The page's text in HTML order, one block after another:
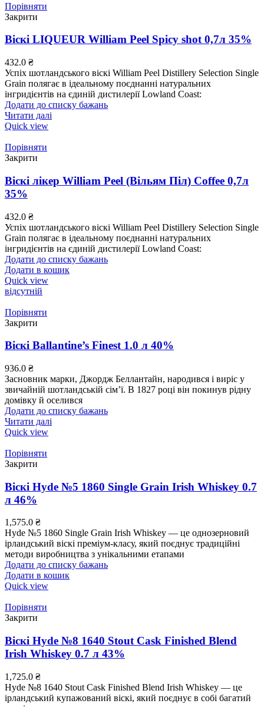
Порівняти
Закрити
Віскі LIQUEUR William Peel Spicy shot 0,7л 35%
432.0 ₴
Успіх шотландського віскі William Peel Distillery Selection Single
Grain полягає в ідеальному поєднанні натуральних
інгридієнтів на єдиній дистилерії Lowland Coast:
Додати до списку бажань
Читати далі
Quick view
Порівняти
Закрити
Віскі лікер William Peel (Вільям Піл) Coffee 0,7л
35%
432.0 ₴
Успіх шотландського віскі William Peel Distillery Selection Single
Grain полягає в ідеальному поєднанні натуральних
інгридієнтів на єдиній дистилерії Lowland Coast:
Додати до списку бажань
Додати в кошик
Quick view
відсутній
Порівняти
Закрити
Віскі Ballantine’s Finest 1.0 л 40%
936.0 ₴
Засновник марки, Джордж Беллантайн, народився і виріс у
звичайній шотландській сім’ї. В 1827 році він покинув рідну
домівку й оселився
Додати до списку бажань
Читати далі
Quick view
Порівняти
Закрити
Віскі Hyde №5 1860 Single Grain Irish Whiskey 0.7
л 46%
1,575.0 ₴
Hyde №5 1860 Single Grain Irish Whiskey — це однозерновий
ірландський віскі преміум-класу, який поєднує традиційні
методи виробництва з унікальними етапами
Додати до списку бажань
Додати в кошик
Quick view
Порівняти
Закрити
Віскі Hyde №8 1640 Stout Cask Finished Blend
Irish Whiskey 0.7 л 43%
1,725.0 ₴
Hyde №8 1640 Stout Cask Finished Blend Irish Whiskey — це
ірландський купажований віскі, який поєднує в собі багатий